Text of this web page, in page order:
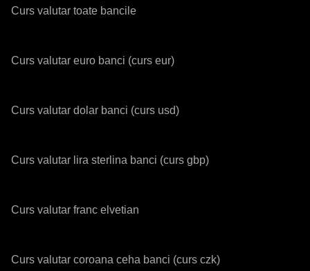
Curs valutar toate bancile
Curs valutar euro banci (curs eur)
Curs valutar dolar banci (curs usd)
Curs valutar lira sterlina banci (curs gbp)
Curs valutar franc elvetian
Curs valutar coroana ceha banci (curs czk)